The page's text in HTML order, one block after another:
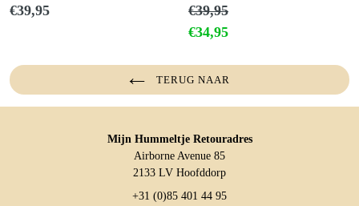
Normale
€39,95
Normale
€39,95
€34,95
TERUG NAAR
Mijn Hummeltje Retouradres
Airborne Avenue 85
2133 LV Hoofddorp
+31 (0)85 401 44 95